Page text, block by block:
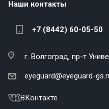
Наши контакты
+7 (8442) 60-05-50
г. Волгоград, пр-т
eyeguard@eyeguard-
ВКонтакте